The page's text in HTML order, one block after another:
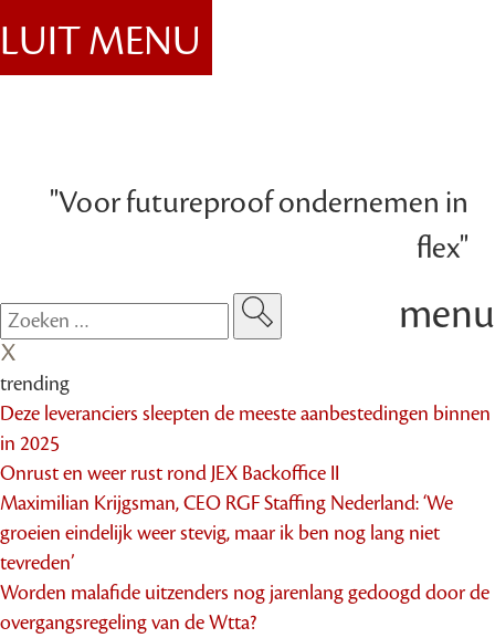
"Voor futureproof ondernemen in
flex"
MENU
menu
trending
Deze leveranciers sleepten de meeste aanbestedingen binnen
in 2025
Onrust en weer rust rond JEX Backoffice II
Maximilian Krijgsman, CEO RGF Staffing Nederland: ‘We
groeien eindelijk weer stevig, maar ik ben nog lang niet
tevreden’
Worden malafide uitzenders nog jarenlang gedoogd door de
overgangsregeling van de Wtta?